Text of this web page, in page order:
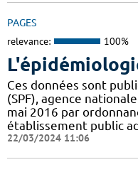
PAGES
relevance: 100%
Ces données sont
(SPF), agence
mai 2016 par
établissement public
22/03/2024 11:06